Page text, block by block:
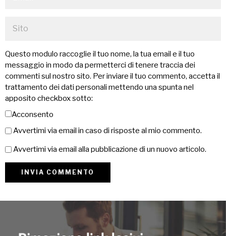
Questo modulo raccoglie il tuo nome, la tua email e il tuo
messaggio in modo da permetterci di tenere traccia dei
commenti sul nostro sito. Per inviare il tuo commento, accetta il
trattamento dei dati personali mettendo una spunta nel
apposito checkbox sotto:
Acconsento
Avvertimi via email in caso di risposte al mio commento.
Avvertimi via email alla pubblicazione di un nuovo articolo.